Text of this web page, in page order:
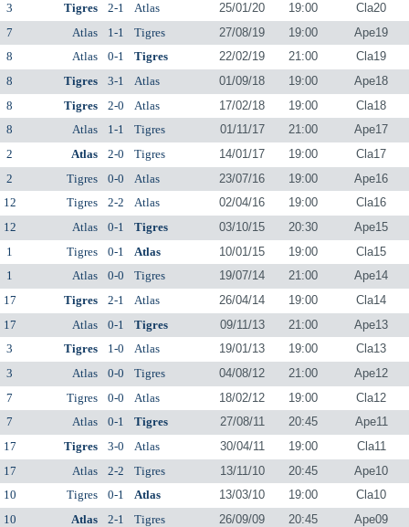
3
Tigres 2-1 Atlas 25/01/20 19:00
Cla20
7
Atlas 1-1 Tigres 27/08/19 19:00
Ape19
8
Atlas 0-1 Tigres 22/02/19 21:00
Cla19
8
Tigres 3-1 Atlas 01/09/18 19:00
Ape18
8
Tigres 2-0 Atlas 17/02/18 19:00
Cla18
8
Atlas 1-1 Tigres 01/11/17 21:00
Ape17
2
Atlas 2-0 Tigres 14/01/17 19:00
Cla17
2
Tigres 0-0 Atlas 23/07/16 19:00
Ape16
12
Tigres 2-2 Atlas 02/04/16 19:00
Cla16
12
Atlas 0-1 Tigres 03/10/15 20:30
Ape15
1
Tigres 0-1 Atlas 10/01/15 19:00
Cla15
1
Atlas 0-0 Tigres 19/07/14 21:00
Ape14
17
Tigres 2-1 Atlas 26/04/14 19:00
Cla14
17
Atlas 0-1 Tigres 09/11/13 21:00
Ape13
3
Tigres 1-0 Atlas 19/01/13 19:00
Cla13
3
Atlas 0-0 Tigres 04/08/12 21:00
Ape12
7
Tigres 0-0 Atlas 18/02/12 19:00
Cla12
7
Atlas 0-1 Tigres 27/08/11 20:45
Ape11
17
Tigres 3-0 Atlas 30/04/11 19:00
Cla11
17
Atlas 2-2 Tigres 13/11/10 20:45
Ape10
10
Tigres 0-1 Atlas 13/03/10 19:00
Cla10
10
Atlas 2-1 Tigres 26/09/09 20:45
Ape09